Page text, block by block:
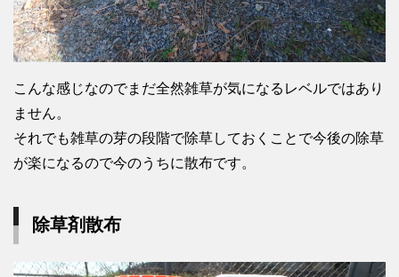
こんな感じなのでまだ全然雑草が気になるレベルではあり
ません。
それでも雑草の芽の段階で除草しておくことで今後の除草
が楽になるので今のうちに散布です。
除草剤散布